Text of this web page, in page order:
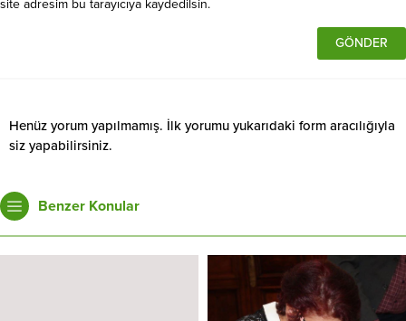
site adresim bu tarayıcıya kaydedilsin.
Henüz yorum yapılmamış. İlk yorumu yukarıdaki form aracılığıyla
siz yapabilirsiniz.
Benzer Konular